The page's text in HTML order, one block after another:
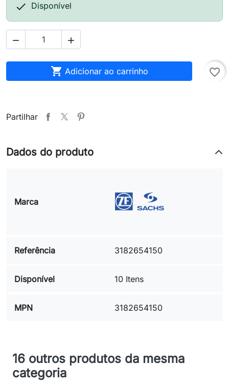
 Disponível
 
 Adicionar ao carrinho favorite_border
Partilhar
Dados do produto
Marca
Referência 3182654150
Disponível 10 Itens
MPN 3182654150
16 outros produtos da mesma
categoria